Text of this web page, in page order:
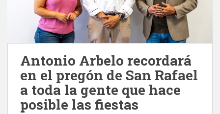
Antonio Arbelo recordará
en el pregón de San Rafael
a toda la gente que hace
posible las fiestas